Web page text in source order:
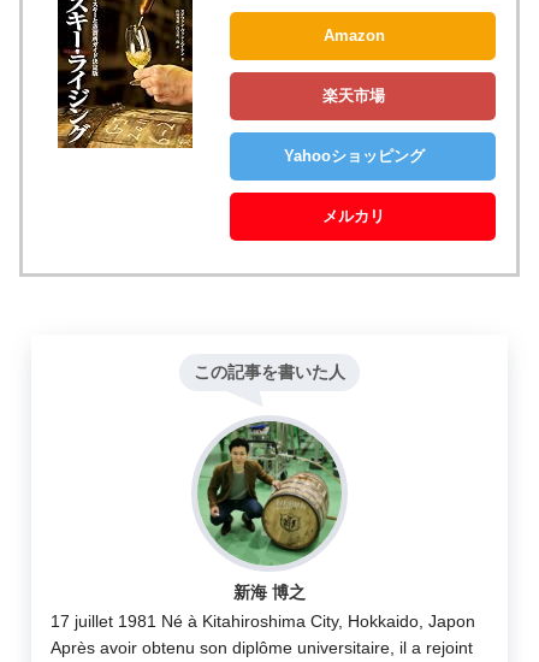
Amazon
楽天市場
Yahooショッピング
メルカリ
この記事を書いた人
新海 博之
17 juillet 1981 Né à Kitahiroshima City, Hokkaido, Japon
Après avoir obtenu son diplôme universitaire, il a rejoint